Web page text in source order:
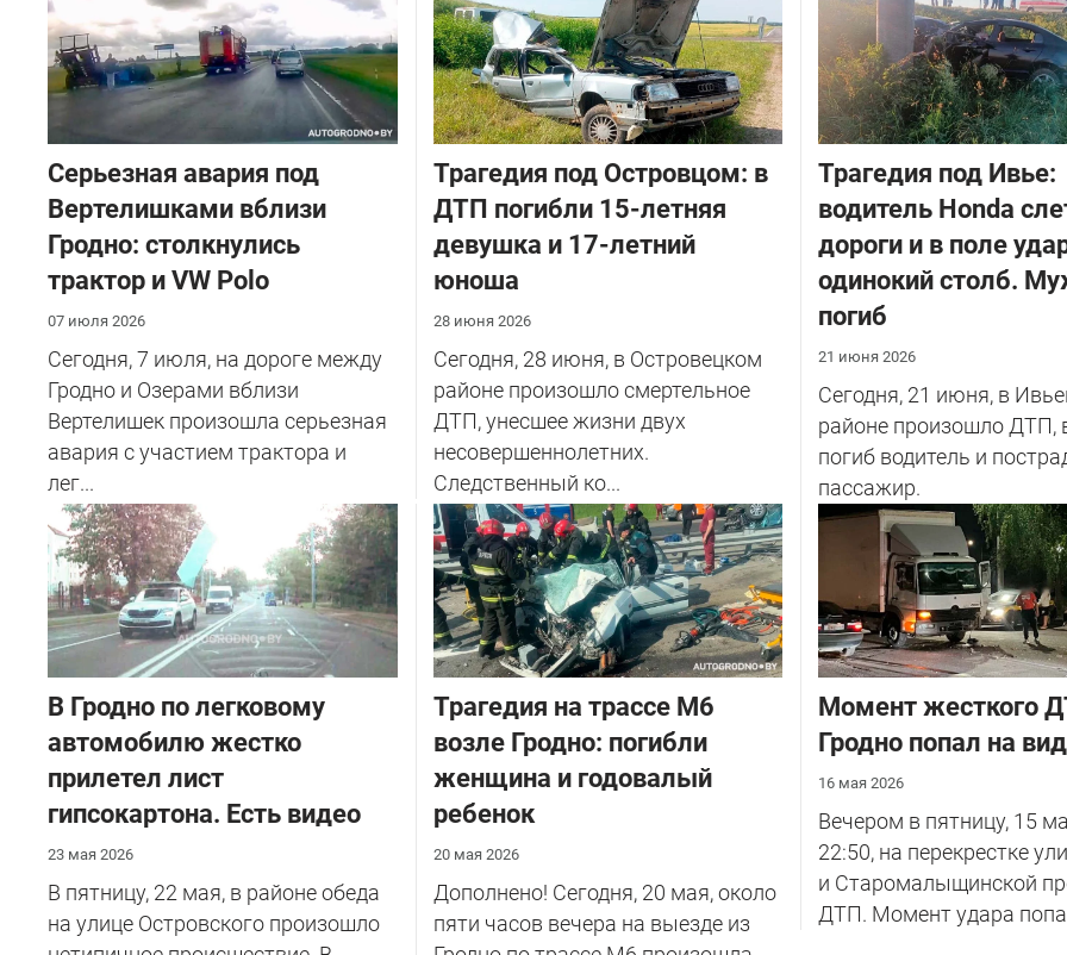
Серьезная авария под
Вертелишками вблизи
Гродно: столкнулись
трактор и VW Polo
07 июля 2026
Сегодня, 7 июля, на дороге между
Гродно и Озерами вблизи
Вертелишек произошла серьезная
авария с участием трактора и
лег...
Трагедия под Островцом: в
ДТП погибли 15-летняя
девушка и 17-летний
юноша
28 июня 2026
Сегодня, 28 июня, в Островецком
районе произошло смертельное
ДТП, унесшее жизни двух
несовершеннолетних.
Следственный ко...
Трагедия под Ивье:
водитель Honda
дороги и в поле
одинокий столб.
погиб
21 июня 2026
Сегодня, 21 июня, в
районе произошло ДТП,
погиб водитель и
пассажир.
В Гродно по легковому
автомобилю жестко
прилетел лист
гипсокартона. Есть видео
23 мая 2026
В пятницу, 22 мая, в районе обеда
на улице Островского произошло
Трагедия на трассе М6
возле Гродно: погибли
женщина и годовалый
ребенок
20 мая 2026
Дополнено! Сегодня, 20 мая, около
пяти часов вечера на выезде из
Момент жесткого
Гродно попал на
16 мая 2026
Вечером в пятницу, 15
22:50, на перекрестке
и Старомалыщинской
ДТП. Момент удара